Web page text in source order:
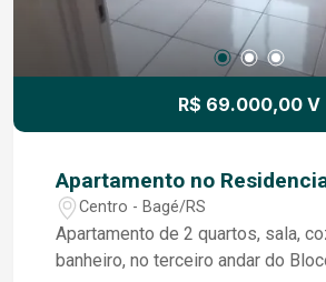
Entre em contato com os nossos
R$ 69.000,00 V
Apartamento no
Centro - Bagé/RS
Apartamento de 2 quartos, sala,
banheiro, no terceiro andar do